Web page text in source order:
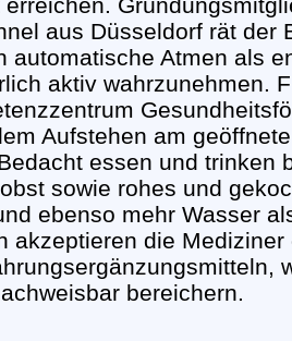
aus Düsseldorf rät der
automatische Atmen als
aktiv wahrzunehmen.
Aufstehen am
essen und trinken
sowie rohes und
ebenso mehr Wasser
akzeptieren die
bereichern.